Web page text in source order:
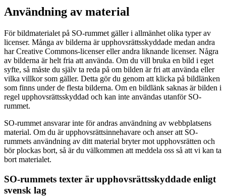
Användning av material
För bildmaterialet på SO-rummet gäller i allmänhet olika typer av
licenser. Många av bilderna är upphovsrättsskyddade medan andra
har Creative Commons-licenser eller andra liknande licenser. Några
av bilderna är helt fria att använda. Om du vill bruka en bild i eget
syfte, så måste du själv ta reda på om bilden är fri att använda eller
vilka villkor som gäller. Detta gör du genom att klicka på bildlänken
som finns under de flesta bilderna. Om en bildlänk saknas är bilden i
regel upphovsrättsskyddad och kan inte användas utanför SO-
rummet.
SO-rummet ansvarar inte för andras användning av webbplatsens
material. Om du är upphovsrättsinnehavare och anser att SO-
rummets användning av ditt material bryter mot upphovsrätten och
bör plockas bort, så är du välkommen att meddela oss så att vi kan ta
bort materialet.
SO-rummets texter är upphovsrättsskyddade enligt
svensk lag